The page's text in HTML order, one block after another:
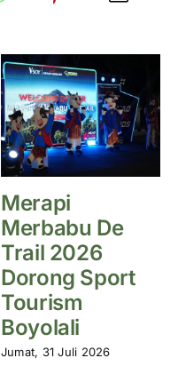
Merapi
Merbabu De
Trail 2026
Dorong Sport
Tourism
Boyolali
Jumat, 31 Juli 2026